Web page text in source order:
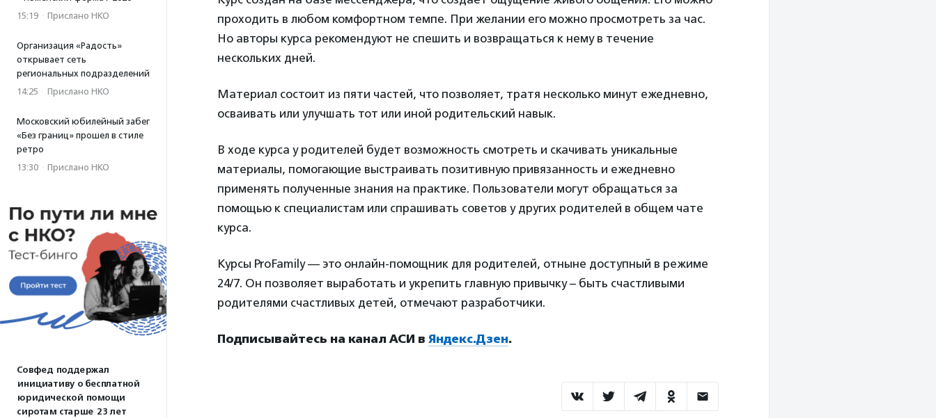
15:19 · Прислано НКО
Организация «Радость»
открывает сеть
региональных подразделений
14:25 · Прислано НКО
Московский юбилейный забег
«Без границ» прошел в стиле
ретро
13:30 · Прислано НКО
Совфед поддержал
инициативу о бесплатной
юридической помощи
сиротам старше 23 лет
проходить в любом комфортном темпе. При желании его можно просмотреть за час.
Но авторы курса рекомендуют не спешить и возвращаться к нему в течение
нескольких дней.
Материал состоит из пяти частей, что позволяет, тратя несколько минут ежедневно,
осваивать или улучшать тот или иной родительский навык.
В ходе курса у родителей будет возможность смотреть и скачивать уникальные
материалы, помогающие выстраивать позитивную привязанность и ежедневно
применять полученные знания на практике. Пользователи могут обращаться за
помощью к специалистам или спрашивать советов у других родителей в общем чате
курса.
Курcы ProFamily — это онлайн-помощник для родителей, отныне доступный в режиме
24/7. Он позволяет выработать и укрепить главную привычку – быть счастливыми
родителями счастливых детей, отмечают разработчики.
Подписывайтесь на канал АСИ в Яндекс.Дзен.